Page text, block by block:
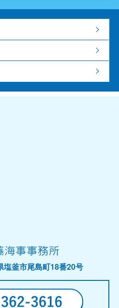
塩釜市尾島町18番20号